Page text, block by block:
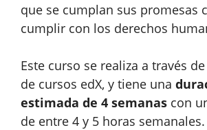
que se cumplan sus promesas
cumplir con los derechos
Este curso se realiza a través
de cursos edX, y tiene una
estimada de 4 semanas con
de entre 4 y 5 horas